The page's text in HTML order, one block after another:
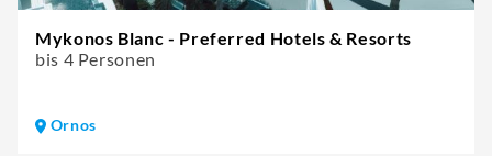
Mykonos Blanc - Preferred Hotels & Resorts
bis 4 Personen
Ornos